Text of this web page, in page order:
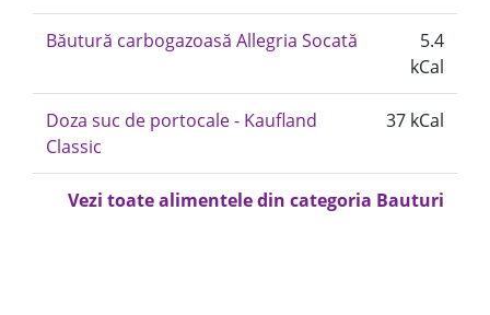
Băutură carbogazoasă Allegria Socată
5.4
kCal
Doza suc de portocale - Kaufland
Classic
37 kCal
Vezi toate alimentele din categoria Bauturi